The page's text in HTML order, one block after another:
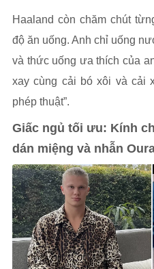
Haaland còn chăm chút
độ ăn uống. Anh chỉ uống
và thức uống ưa thích của
xay cùng cải bó xôi và cải
phép thuật”.
Giấc ngủ tối ưu: Kính
dán miệng và nhẫn